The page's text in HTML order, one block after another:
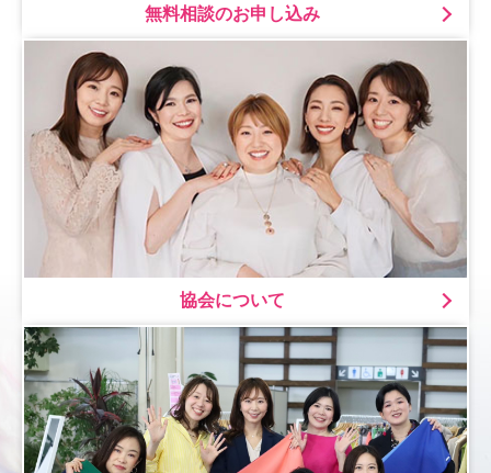
無料相談のお申し込み
協会について